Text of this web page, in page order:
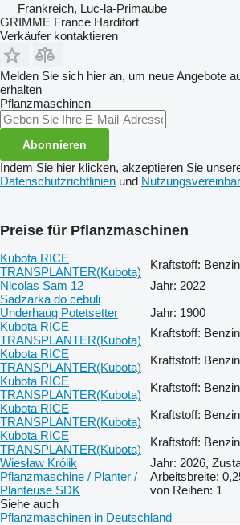
Frankreich, Luc-la-Primaube
GRIMME France Hardifort
Verkäufer kontaktieren
Melden Sie sich hier an, um neue Angebote
erhalten
Pflanzmaschinen
Abonnieren
Indem Sie hier klicken, akzeptieren Sie
Datenschutzrichtlinien und
Preise für Pflanzmaschinen
Kubota RICE
TRANSPLANTER(Kubota)
Kraftstoff: Benzin
Nicolas Sam 12
Jahr: 2022
Sadzarka do cebuli
Underhaug Potetsetter
Jahr: 1900
Kubota RICE
TRANSPLANTER(Kubota)
Kraftstoff: Benzin
Kubota RICE
TRANSPLANTER(Kubota)
Kraftstoff: Benzin
Kubota RICE
TRANSPLANTER(Kubota)
Kraftstoff: Benzin
Kubota RICE
TRANSPLANTER(Kubota)
Kraftstoff: Benzin
Kubota RICE
TRANSPLANTER(Kubota)
Kraftstoff: Benzin
Wiesław Królik
Pflanzmaschine / Planter /
Planteuse SDK
Jahr: 2026,
Arbeitsbreite:
von Reihen: 1
Siehe auch
Pflanzmaschinen in Deutschland